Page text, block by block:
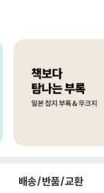
배송/반품/교환